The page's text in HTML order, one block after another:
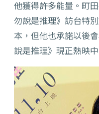
他獲得許多能量。町
勿說是推理》訪台特
本，但他也承諾以後
說是推理》現正熱映中